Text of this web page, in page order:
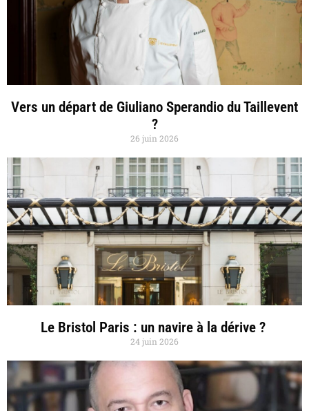
Vers un départ de Giuliano Sperandio du Taillevent
?
26 juin 2026
Le Bristol Paris : un navire à la dérive ?
24 juin 2026